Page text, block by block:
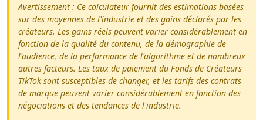
Avertissement : Ce calculateur fournit des estimations basées
sur des moyennes de l'industrie et des gains déclarés par les
créateurs. Les gains réels peuvent varier considérablement en
fonction de la qualité du contenu, de la démographie de
l'audience, de la performance de l'algorithme et de nombreux
autres facteurs. Les taux de paiement du Fonds de Créateurs
TikTok sont susceptibles de changer, et les tarifs des contrats
de marque peuvent varier considérablement en fonction des
négociations et des tendances de l'industrie.